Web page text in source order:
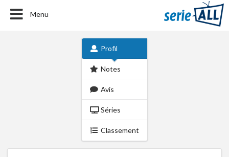
Menu
Profil
Notes
Avis
Séries
Classement